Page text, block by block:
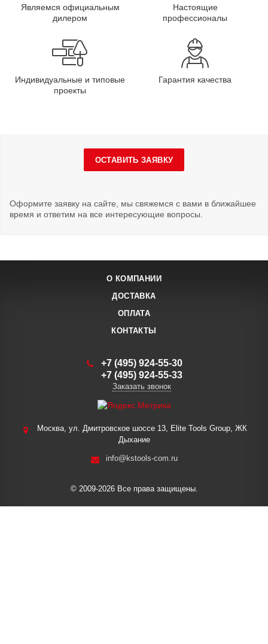
Являемся официальным
дилером
Настоящие
профессионалы
Индивидуальные и типовые
проекты
Гарантия качества
ОСТАВИТЬ ЗАЯВКУ
Оформите заявку на сайте, мы свяжемся с вами в ближайшее
время и ответим на все интересующие вопросы.
О КОМПАНИИ
ДОСТАВКА
ОПЛАТА
КОНТАКТЫ
+7 (495) 924-55-30
+7 (495) 924-55-33
Заказать звонок
Москва, ул. Дмитровское шоссе 13, Elite Tools Group, ЖК
Дыхание
info@kstools-com.ru
© 2009-2026 Все права защищены.